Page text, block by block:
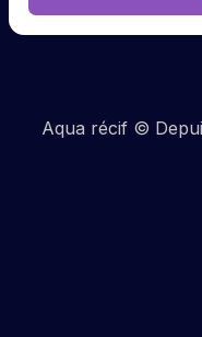
Aqua récif ©